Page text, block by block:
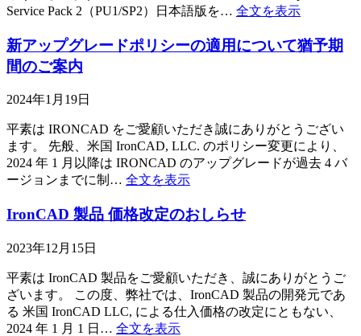
Service Pack 2（PU1/SP2）日本語版を… 全文を表示
新アップグレードポリシーの適用について猶予期
間のご案内
2024年1月19日
平素は IRONCAD をご愛顧いただき誠にありがとうござい
ます。 先般、米国 IronCAD, LLC. のポリシー変更により、
2024 年 1 月以降は IRONCAD のアップグレードが過去 4 バ
ージョンまでに制… 全文を表示
IronCAD 製品 価格改定のおしらせ
2023年12月15日
平素は IronCAD 製品をご愛顧いただき、誠にありがとうご
ざいます。 この度、弊社では、IronCAD 製品の開発元であ
る 米国 IronCAD LLC, による仕入価格の改定にともない、
2024 年 1 月 1 日… 全文を表示